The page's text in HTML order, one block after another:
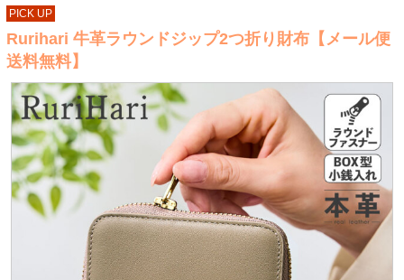
PICK UP
Rurihari 牛革ラウンドジップ2つ折り財布【メール便
送料無料】